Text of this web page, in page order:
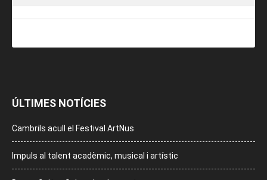
ÚLTIMES NOTÍCIES
Cambrils acull el Festival ArtNus
Impuls al talent acadèmic, musical i artístic